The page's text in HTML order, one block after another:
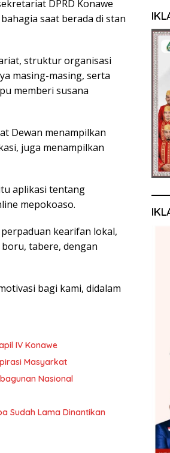
DPRD Konawe
saat berada di stan
struktur organisasi
masing-masing, serta
memberi susana
Dewan menampilkan
juga menampilkan
aplikasi tentang
mepokoaso.
kearifan lokal,
tabere, dengan
bagi kami, didalam
IV Konawe
Masyarkat
Nasional
Sudah Lama Dinantikan